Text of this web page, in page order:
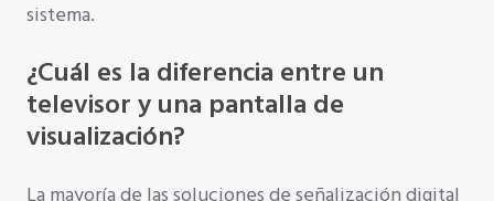
sistema.
¿Cuál es la diferencia entre un
televisor y una pantalla de
visualización?
La mayoría de las soluciones de señalización digital